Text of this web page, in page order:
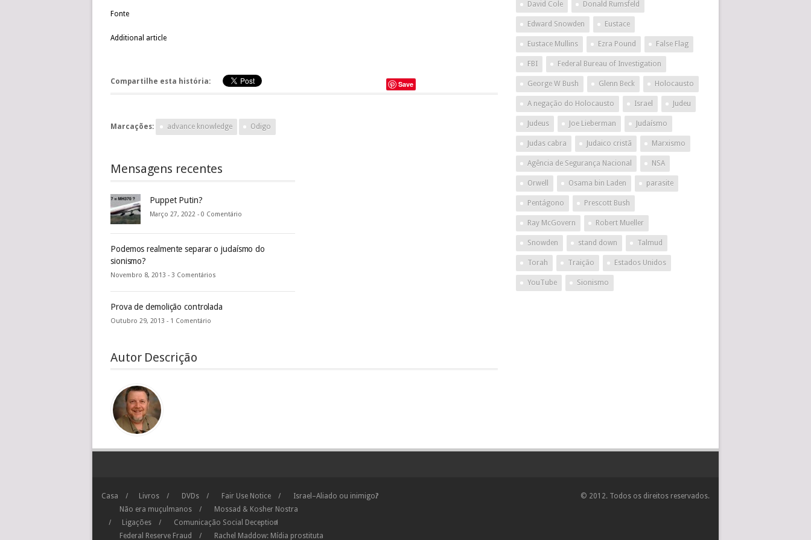
Fonte
Additional article
Compartilhe esta história: Save
Marcações: advance knowledge Odigo
Mensagens recentes
Puppet Putin?
Março 27, 2022 - 0 Comentário
Podemos realmente separar o judaísmo do
sionismo?
Novembro 8, 2013 - 3 Comentários
Prova de demolição controlada
Outubro 29, 2013 - 1 Comentário
Autor Descrição
David Cole Donald Rumsfeld
Edward Snowden Eustace
Eustace Mullins Ezra Pound False Flag
FBI Federal Bureau of Investigation
George W Bush Glenn Beck Holocausto
A negação do Holocausto Israel Judeu
Judeus Joe Lieberman Judaísmo
Judas cabra Judaico cristã Marxismo
Agência de Segurança Nacional NSA
Orwell Osama bin Laden parasite
Pentágono Prescott Bush
Ray McGovern Robert Mueller
Snowden stand down Talmud
Torah Traição Estados Unidos
YouTube Sionismo
Casa Livros DVDs Fair Use Notice
Israel–Aliado ou inimigo?
Não era muçulmanos
Mossad & Kosher Nostra
Ligações
Comunicação Social Deception
Federal Reserve Fraud
Rachel Maddow: Mídia prostituta
© 2012. Todos os direitos reservados.